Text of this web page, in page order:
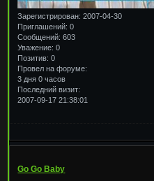
Зарегистрирован: 2007-04-30
Приглашений: 0
Сообщений: 603
Уважение: 0
Позитив: 0
Провел на форуме:
3 дня 0 часов
Последний визит:
2007-09-17 21:38:01
Go Go Baby